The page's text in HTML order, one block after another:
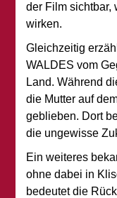
der Film sichtbar,
wirken.
Gleichzeitig
WALDES vom
Land. Während
die Mutter auf
geblieben. Dort
die ungewisse
Ein weiteres
ohne dabei in
bedeutet die